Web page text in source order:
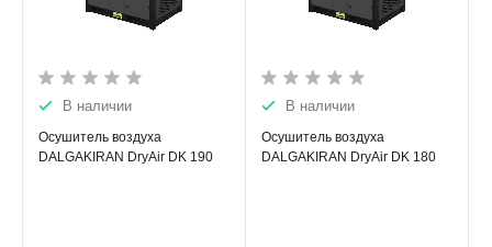
В наличии
Осушитель воздуха
DALGAKIRAN DryAir DK 190
В наличии
Осушитель воздуха
DALGAKIRAN DryAir DK 180